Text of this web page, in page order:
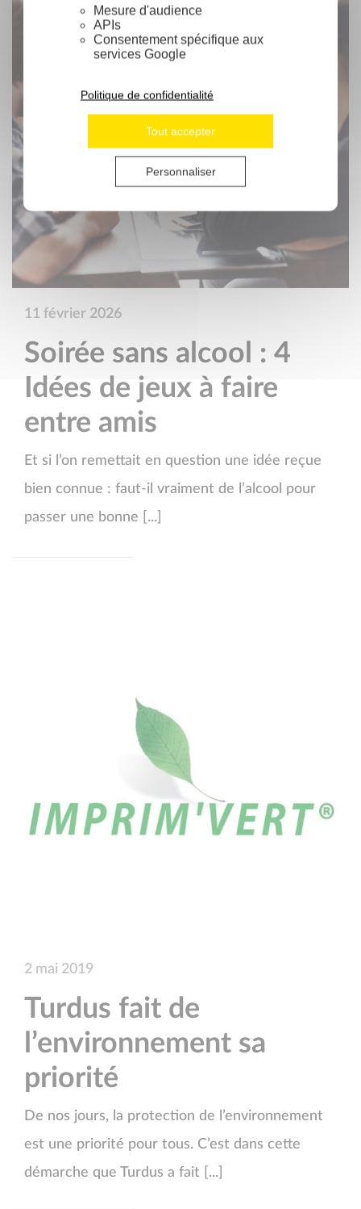
Mesure d'audience
APIs
Consentement spécifique aux
services Google
Tout accepter
Personnaliser
Politique de confidentialité
11 février 2026
Soirée sans alcool : 4
Idées de jeux à faire
entre amis
Et si l’on remettait en question une idée reçue
bien connue : faut-il vraiment de l’alcool pour
passer une bonne [...]
2 mai 2019
Turdus fait de
l’environnement sa
priorité
De nos jours, la protection de l’environnement
est une priorité pour tous. C’est dans cette
démarche que Turdus a fait [...]